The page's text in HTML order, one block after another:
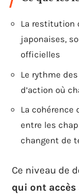
La restitution
japonaises,
officielles
Le rythme
d’action où
La cohérence
entre les
changent de
Ce niveau de
qui ont accès